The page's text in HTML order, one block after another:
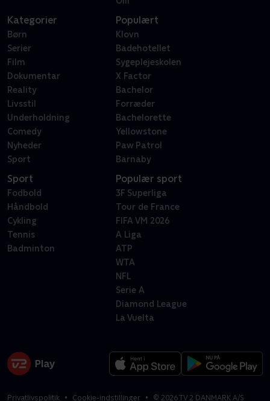
Kategorier
Børn
Serier
Film
Dokumentar
Reality
Livsstil
Underholdning
Comedy
Nyheder
Sport
Populært
Klovn
Badehotellet
Sygeplejeskolen
X Factor
Bachelor
Forræder
Bachelorette
Yellowstone
Paw Patrol
Barnaby
Sport
Fodbold
Håndbold
Cykling
Tennis
Badminton
Populær sport
3F Superliga
Tour de France
FIFA VM 2026
A Liga
ATP
WTA
NFL
Serie A
Diamond League
La Vuelta
Privatlivspolitik Cookie-indstillinger © 2026TV 2 DANMARK A/S